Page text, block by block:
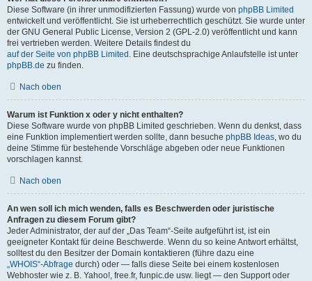
Diese Software (in ihrer unmodifizierten Fassung) wurde von phpBB Limited
entwickelt und veröffentlicht. Sie ist urheberrechtlich geschützt. Sie wurde unter
der GNU General Public License, Version 2 (GPL-2.0) veröffentlicht und kann
frei vertrieben werden. Weitere Details findest du
auf der Seite von phpBB Limited . Eine deutschsprachige Anlaufstelle ist unter
phpBB.de zu finden.
Nach oben
Warum ist Funktion x oder y nicht enthalten?
Diese Software wurde von phpBB Limited geschrieben. Wenn du denkst, dass
eine Funktion implementiert werden sollte, dann besuche phpBB Ideas, wo du
deine Stimme für bestehende Vorschläge abgeben oder neue Funktionen
vorschlagen kannst.
Nach oben
An wen soll ich mich wenden, falls es Beschwerden oder juristische
Anfragen zu diesem Forum gibt?
Jeder Administrator, der auf der „Das Team“-Seite aufgeführt ist, ist ein
geeigneter Kontakt für deine Beschwerde. Wenn du so keine Antwort erhältst,
solltest du den Besitzer der Domain kontaktieren (führe dazu eine
„WHOIS“-Abfrage durch) oder — falls diese Seite bei einem kostenlosen
Webhoster wie z. B. Yahoo!, free.fr, funpic.de usw. liegt — den Support oder